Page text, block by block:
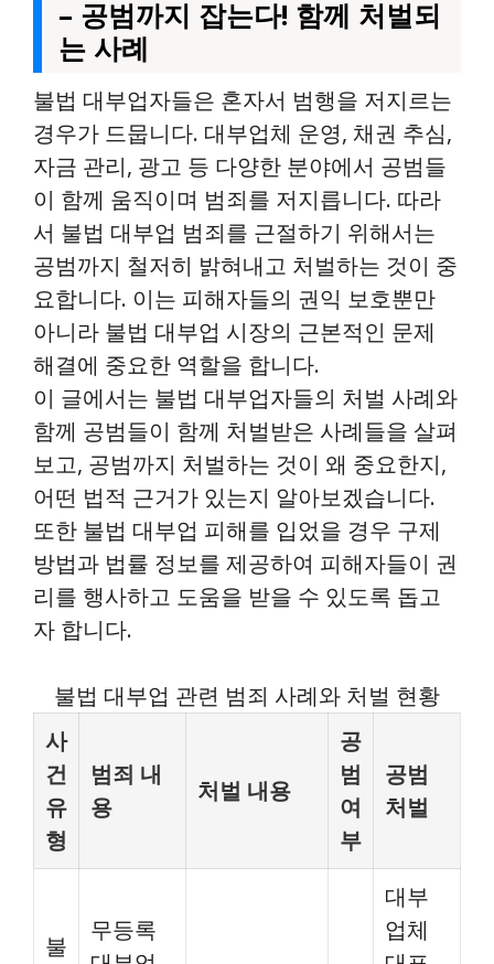
– 공범까지 잡는다! 함께 처벌되
는 사례
불법 대부업자들은 혼자서 범행을 저지르는
경우가 드뭅니다. 대부업체 운영, 채권 추심,
자금 관리, 광고 등 다양한 분야에서 공범들
이 함께 움직이며 범죄를 저지릅니다. 따라
서 불법 대부업 범죄를 근절하기 위해서는
공범까지 철저히 밝혀내고 처벌하는 것이 중
요합니다. 이는 피해자들의 권익 보호뿐만
아니라 불법 대부업 시장의 근본적인 문제
해결에 중요한 역할을 합니다.
이 글에서는 불법 대부업자들의 처벌 사례와
함께 공범들이 함께 처벌받은 사례들을 살펴
보고, 공범까지 처벌하는 것이 왜 중요한지,
어떤 법적 근거가 있는지 알아보겠습니다.
또한 불법 대부업 피해를 입었을 경우 구제
방법과 법률 정보를 제공하여 피해자들이 권
리를 행사하고 도움을 받을 수 있도록 돕고
자 합니다.
불법 대부업 관련 범죄 사례와 처벌 현황
사
건
유
형
범죄 내
용
처벌 내용
공
범
여
부
공범
처벌
불
무등록
대부
업체